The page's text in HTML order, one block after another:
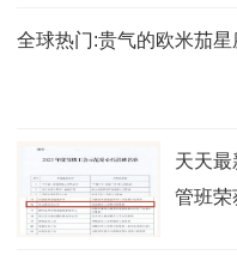
全球热门:贵气的欧米茄
天天
管班荣